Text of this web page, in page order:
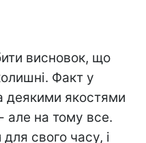
висновок, що
Факт у
деякими якостями
але на тому все.
свого часу, і